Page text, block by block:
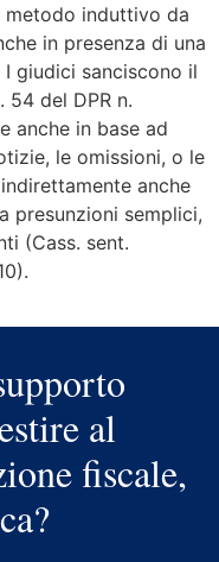
metodo induttivo da
in presenza di una
giudici sanciscono il
54 del DPR n.
anche in base ad
le omissioni, o le
anche
presunzioni semplici,
(Cass. sent.
al
fiscale,